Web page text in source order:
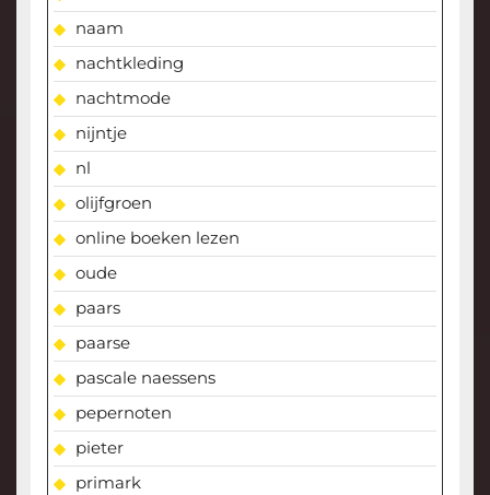
naam
nachtkleding
nachtmode
nijntje
nl
olijfgroen
online boeken lezen
oude
paars
paarse
pascale naessens
pepernoten
pieter
primark